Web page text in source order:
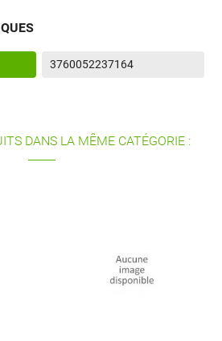
3760052237164
DANS LA MÊME CATÉGORIE :